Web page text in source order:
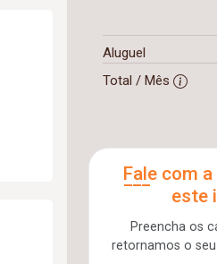
Aluguel
Total / Mês
Fale com
este
Preencha os
retornamos o